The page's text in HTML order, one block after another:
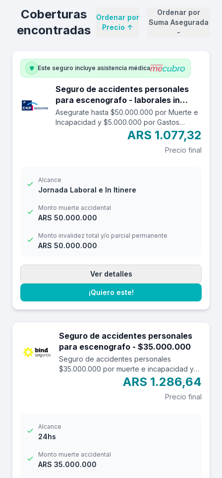
Coberturas
encontradas
Ordenar por
Precio ↑
Ordenar por
Suma Asegurada
-
Este seguro incluye asistencia médica
Seguro de accidentes personales
para escenografo - laborales in
itinere hasta 50.000.000.
Asegurate hasta $50.000.000 por Muerte e
Incapacidad y $5.000.000 por Gastos
Médicos contra accidentes mientras estás
trabajando y en el trayecto in itinere. Las
edades aceptadas son desde los 14 a los
ARS 1.077,32
Precio final
Alcance
Jornada Laboral e In Itinere
Monto muerte accidental
ARS 50.000.000
Monto invalidez total y/o parcial permanente
ARS 50.000.000
Ver detalles
¡Quiero este!
Seguro de accidentes personales
para escenografo - $35.000.000
Seguro de accidentes personales
$35.000.000 por muerte e incapacidad y
$3.500.000 por reembolso de gastos
médicos con una franquicia de $3.000.-
ARS 1.286,64
Precio final
Alcance
24hs
Monto muerte accidental
ARS 35.000.000